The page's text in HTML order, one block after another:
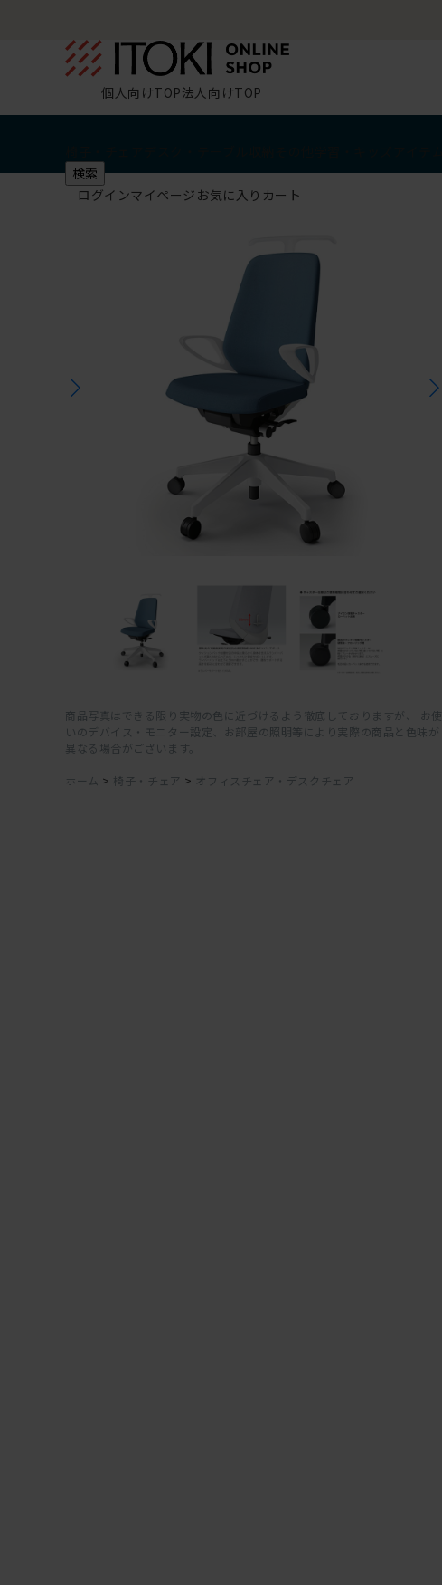
個人向けTOP法人向けTOP
検索
ログインマイページ お気に入り カート
商品写真はできる限り実物の色に近づけるよう徹底しておりますが、 お使
いのデバイス・モニター設定、お部屋の照明等により実際の商品と色味が
異なる場合がございます。
ホーム > 椅子・チェア > オフィスチェア・デスクチェア